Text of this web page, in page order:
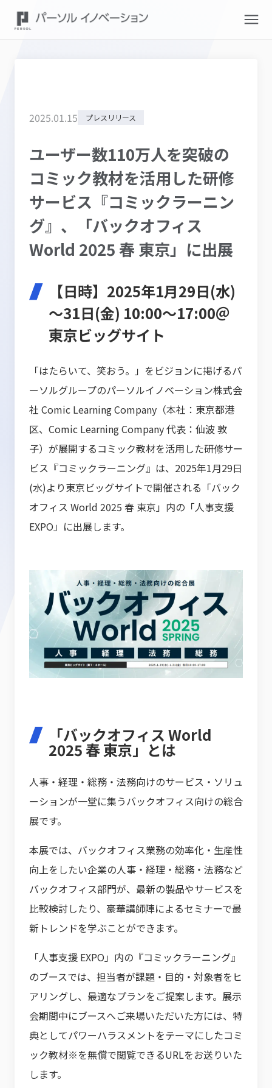
2025.01.15 プレスリリース
ユーザー数110万人を突破の
コミック教材を活用した研修
サービス『コミックラーニン
グ』、「バックオフィス
World 2025 春 東京」に出展
【日時】2025年1月29日(水)
～31日(金) 10:00～17:00＠
東京ビッグサイト
「はたらいて、笑おう。」をビジョンに掲げるパ
ーソルグループのパーソルイノベーション株式会
社 Comic Learning Company（本社：東京都港
区、Comic Learning Company 代表：仙波 敦
子）が展開するコミック教材を活用した研修サー
ビス『コミックラーニング』は、2025年1月29日
(水)より東京ビッグサイトで開催される「バック
オフィス World 2025 春 東京」内の「人事支援
EXPO」に出展します。
「バックオフィス World
2025 春 東京」とは
人事・経理・総務・法務向けのサービス・ソリュ
ーションが一堂に集うバックオフィス向けの総合
展です。
本展では、バックオフィス業務の効率化・生産性
向上をしたい企業の人事・経理・総務・法務など
バックオフィス部門が、最新の製品やサービスを
比較検討したり、豪華講師陣によるセミナーで最
新トレンドを学ぶことができます。
「人事支援 EXPO」内の『コミックラーニング』
のブースでは、担当者が課題・目的・対象者をヒ
アリングし、最適なプランをご提案します。展示
会期間中にブースへご来場いただいた方には、特
典としてパワーハラスメントをテーマにしたコミ
ック教材※を無償で閲覧できるURLをお送りいた
します。